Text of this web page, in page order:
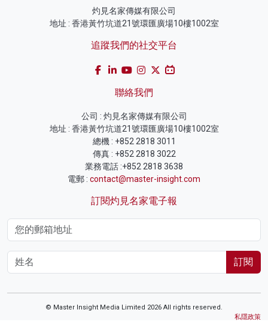
灼見名家傳媒有限公司
地址 : 香港黃竹坑道21號環匯廣場10樓1002室
追蹤我們的社交平台
聯絡我們
公司 : 灼見名家傳媒有限公司
地址 : 香港黃竹坑道21號環匯廣場10樓1002室
總機 : +852 2818 3011
傳真 : +852 2818 3022
業務電話 :+852 2818 3638
電郵 : contact@master-insight.com
訂閱灼見名家電子報
訂閱
© Master Insight Media Limited 2026 All rights reserved.
私隱政策